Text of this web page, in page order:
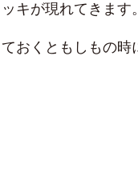
キが現れてきます。
おくともしもの時